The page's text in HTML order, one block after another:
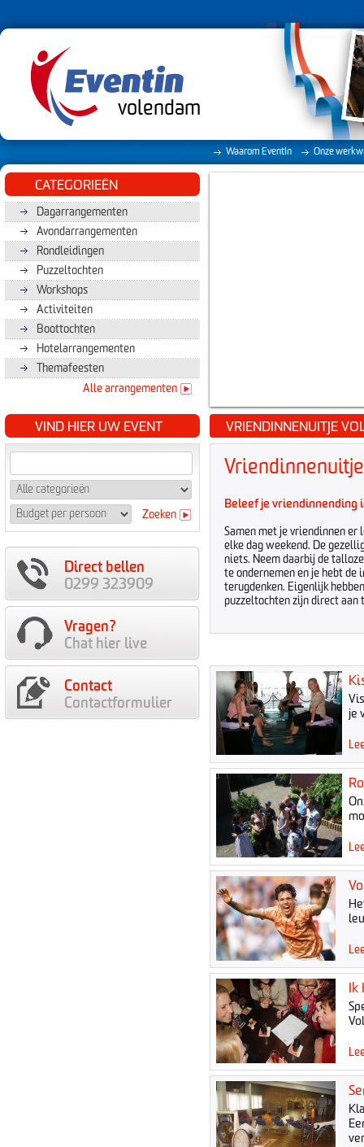
volendam
Waarom EventIn Onze
CATEGORIEËN
Dagarrangementen
Avondarrangementen
Rondleidingen
Puzzeltochten
Workshops
Activiteiten
Boottochten
Hotelarrangementen
Themafeesten
Alle arrangementen
VIND HIER UW EVENT
Zoeken
Direct bellen
0299 323909
Vragen?
Chat hier live
Contact
Contactformulier
VRIENDINNENUITJE
Beleef je vriendinnending
Samen met je vriendinnen er
elke dag weekend. De
niets. Neem daarbij de
te ondernemen en je hebt
terugdenken. Eigenlijk
puzzeltochten zijn direct
je
Ik